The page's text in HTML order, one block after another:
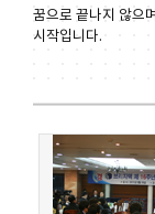
꿈으로 끝나지 않으
시작입니다.